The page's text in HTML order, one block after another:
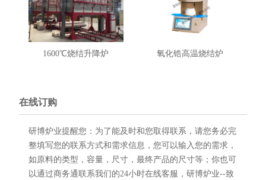
1600℃烧结升降炉 氧化锆高温烧结炉
在线订购
研博炉业提醒您：为了能及时和您取得联系，请您务必完
整填写您的联系方式和需求信息，您可以输入您的需求，
如原料的类型，容量，尺寸，最终产品的尺寸等；你也可
以通过商务通联系我们的24小时在线客服，研博炉业--致